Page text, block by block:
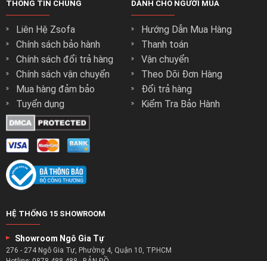
Tất cả Da Bò nằm trong BST Sofa Da Bò Ý đều được thuộc
từ công nghệ Ý đẳng cấp - 100% Da Bò Ý Tự Nhiên
THÔNG TIN CHUNG
Liên Hệ Zsofa
Chính sách bảo hành
Chính sách đổi trả hàng
Chính sách vận chuyển
Mua hàng đảm bảo
Tuyển dụng
DÀNH CHO NGƯỜI MUA
Hướng Dẫn Mua Hàng